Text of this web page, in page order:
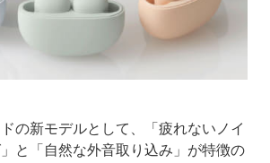
の新モデルとして、「疲れないノイ
と「自然な外音取り込み」が特徴の